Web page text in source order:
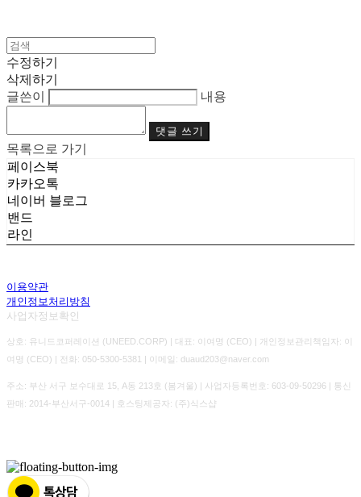
수정하기
삭제하기
글쓴이
내용
댓글 쓰기
목록으로 가기
페이스북
카카오톡
네이버 블로그
밴드
라인
이용약관
개인정보처리방침
사업자정보확인
상호: 유니드코퍼레이션 (UNEED.CORP) | 대표: 이여명 (CEO) | 개인정보관리책임자: 이
여명 (CEO) | 전화: 050-5300-5381 | 이메일: duaud203@naver.com
주소: 부산 서구 보수대로 15, A동 213호 (봄겨울) | 사업자등록번호: 603-09-50296 | 통신
판매: 2014-부산서구-0014 | 호스팅제공자: (주)식스샵